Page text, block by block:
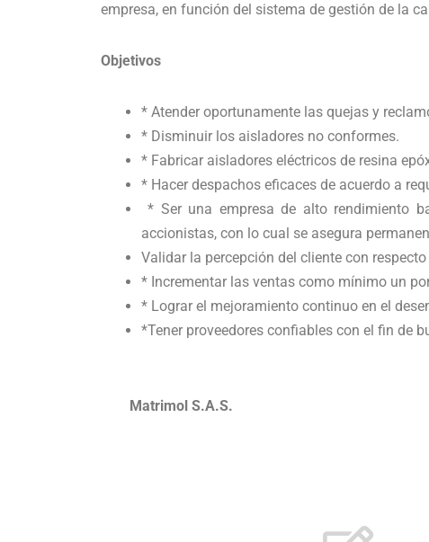
empresa, en función del sistema de gestión de la
Objetivos
* Atender oportunamente las quejas y
* Disminuir los aisladores no conformes.
* Fabricar aisladores eléctricos de resina
* Hacer despachos eficaces de acuerdo a
* Ser una empresa de alto rendimiento
accionistas, con lo cual se asegura
Validar la percepción del cliente con
* Incrementar las ventas como mínimo un
* Lograr el mejoramiento continuo en el
*Tener proveedores confiables con el fin de
Matrimol S.A.S.